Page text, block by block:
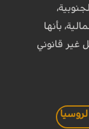
بأنها
قانوني